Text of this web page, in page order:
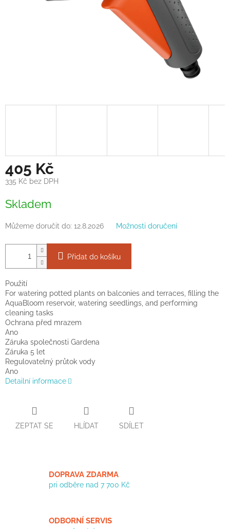
405 Kč
335 Kč bez DPH
cena:
Skladem
Můžeme doručit do: 12.8.2026 Možnosti doručení
Přidat do košíku
Použití
For watering potted plants on balconies and terraces, filling the
AquaBloom reservoir, watering seedlings, and performing
cleaning tasks
Ochrana před mrazem
Ano
Záruka společnosti Gardena
Záruka 5 let
Regulovatelný průtok vody
Ano
Detailní informace
ZEPTAT SE HLÍDAT SDÍLET
DOPRAVA ZDARMA
pri odběre nad 7 700 Kč
ODBORNÍ SERVIS